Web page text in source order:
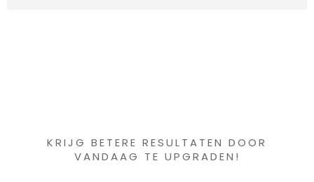
KRIJG BETERE RESULTATEN DOOR
VANDAAG TE UPGRADEN!